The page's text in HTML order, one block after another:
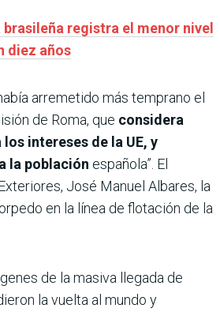
brasileña registra el menor nivel
diez años
arremetido más temprano el
de Roma, que considera
intereses de la UE, y
la población española”. El
José Manuel Albares, la
en la línea de flotación de la
de la masiva llegada de
la vuelta al mundo y